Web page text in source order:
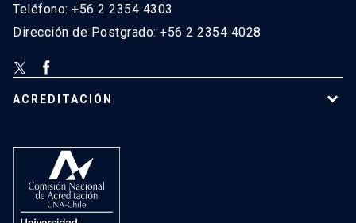
Teléfono: +56 2 2354 4303
Dirección de Postgrado: +56 2 2354 4028
ACREDITACIÓN